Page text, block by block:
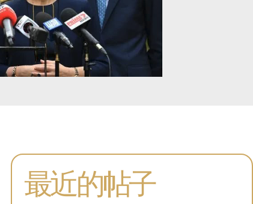
最近的帖子